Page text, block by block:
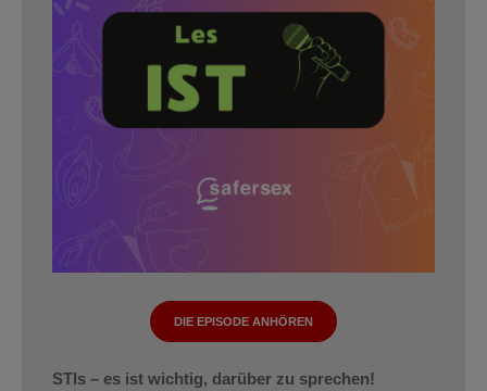
DIE EPISODE ANHÖREN
STIs – es ist wichtig, darüber zu sprechen!